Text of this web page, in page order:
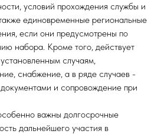
условий прохождения службы и
единовременные региональные
если они предусмотрены по
набора. Кроме того, действует
случаям,
снабжение, а в ряде случаев -
и сопровождение при
важны долгосрочные
дальнейшего участия в